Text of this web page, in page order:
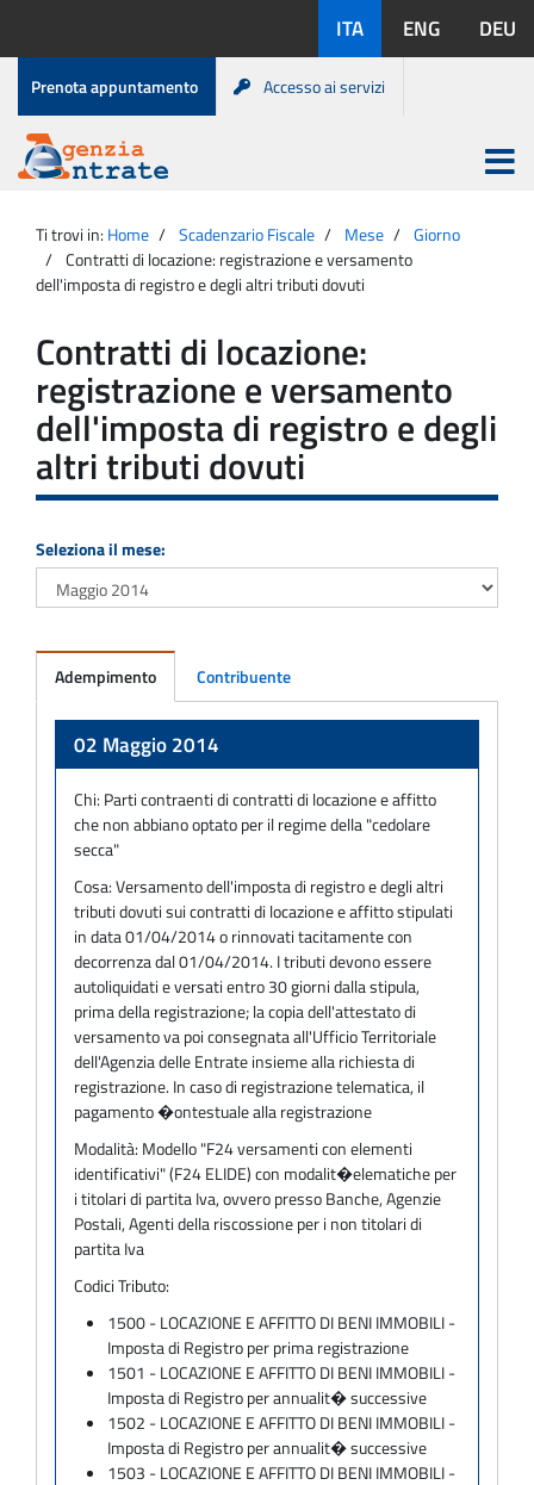
contenuto
disponibili:
ITA ENG DEU
Menu
di
servizio
Prenota appuntamento Accesso ai servizi
Agenzia
Entrate
Apri
menu
principale
Ti trovi in: Home Scadenzario Fiscale Mese
Giorno
Contratti di locazione: registrazione e versamento
dell'imposta di registro e degli altri tributi dovuti
Contratti di locazione:
registrazione e versamento
dell'imposta di registro e degli
altri tributi dovuti
Seleziona il mese:
Adempimento Contribuente
02 Maggio 2014
Chi: Parti contraenti di contratti di locazione e affitto
che non abbiano optato per il regime della "cedolare
secca"
Cosa:Versamento dell'imposta di registro e degli altri
tributi dovuti sui contratti di locazione e affitto stipulati
in data 01/04/2014 o rinnovati tacitamente con
decorrenza dal 01/04/2014. I tributi devono essere
autoliquidati e versati entro 30 giorni dalla stipula,
prima della registrazione; la copia dell'attestato di
versamento va poi consegnata all'Ufficio Territoriale
dell'Agenzia delle Entrate insieme alla richiesta di
registrazione. In caso di registrazione telematica, il
pagamento �ontestuale alla registrazione
Modalità: Modello "F24 versamenti con elementi
identificativi" (F24 ELIDE) con modalit�elematiche per
i titolari di partita Iva, ovvero presso Banche, Agenzie
Postali, Agenti della riscossione per i non titolari di
partita Iva
Codici Tributo:
1500 - LOCAZIONE E AFFITTO DI BENI IMMOBILI -
Imposta di Registro per prima registrazione
1501 - LOCAZIONE E AFFITTO DI BENI IMMOBILI -
Imposta di Registro per annualit� successive
1502 - LOCAZIONE E AFFITTO DI BENI IMMOBILI -
Imposta di Registro per annualit� successive
1503 - LOCAZIONE E AFFITTO DI BENI IMMOBILI -